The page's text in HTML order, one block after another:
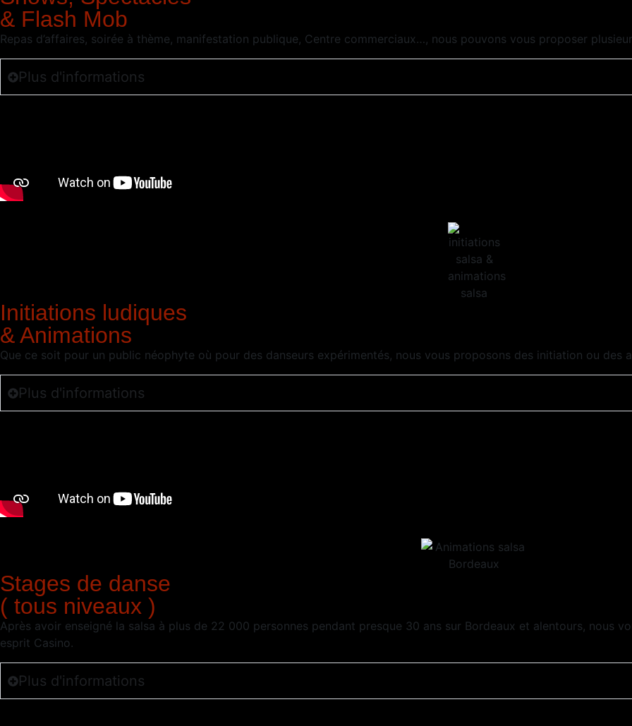
& Flash Mob
Repas d’affaires, soirée à thème, manifestation publique, Centre commerciaux…, nous pouvons vous proposer
Plus d'informations
Initiations ludiques
& Animations
Que ce soit pour un public néophyte où pour des danseurs expérimentés, nous vous proposons des initiation ou des
Plus d'informations
Stages de danse
( tous niveaux )
Après avoir enseigné la salsa à plus de 22 000 personnes pendant presque 30 ans sur Bordeaux et alentours, nous
esprit Casino.
Plus d'informations